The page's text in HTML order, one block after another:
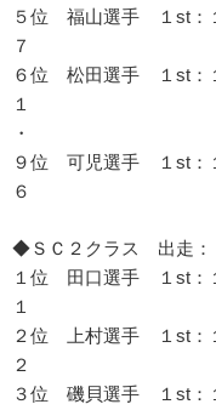
５位 福山選手 １st：
７
６位 松田選手 １st：
１
・
９位 可児選手 １st：
６
◆ＳＣ２クラス 出走
１位 田口選手 １st：
１
２位 上村選手 １st：
２
３位 磯貝選手 １st：